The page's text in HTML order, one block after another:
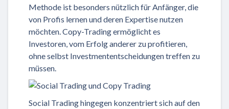
Methode ist besonders nützlich für Anfänger, die
von Profis lernen und deren Expertise nutzen
möchten. Copy-Trading ermöglicht es
Investoren, vom Erfolg anderer zu profitieren,
ohne selbst Investmententscheidungen treffen zu
müssen.
Social Trading hingegen konzentriert sich auf den